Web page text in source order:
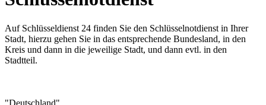
Auf Schlüsseldienst 24 finden Sie den Schlüsselnotdienst in Ihrer
Stadt, hierzu gehen Sie in das entsprechende Bundesland, in den
Kreis und dann in die jeweilige Stadt, und dann evtl. in den
Stadtteil.
"Deutschland"